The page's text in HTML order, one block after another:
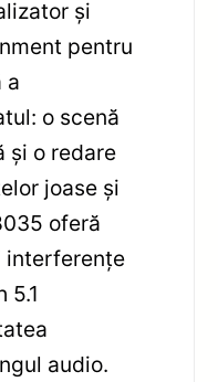
și
pentru
a
o scenă
și o redare
joase și
oferă
interferențe
5.1
audio.